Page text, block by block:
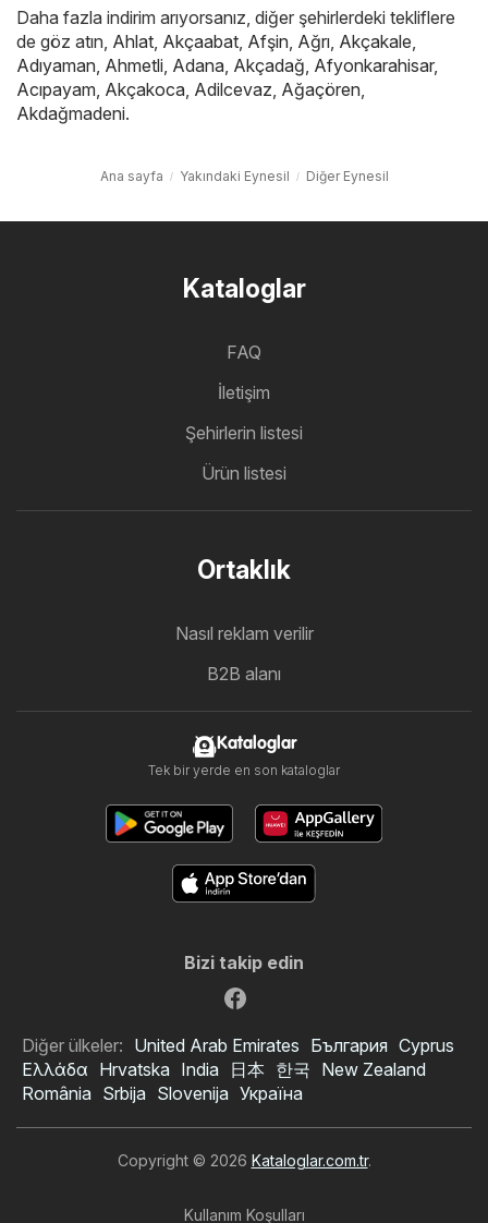
Daha fazla indirim arıyorsanız, diğer şehirlerdeki tekliflere
de göz atın, Ahlat Akçaabat Afşin Ağrı Akçakale
Adıyaman Ahmetli Adana Akçadağ Afyonkarahisar,
Acıpayam Akçakoca Adilcevaz Ağaçören
Akdağmadeni.
Ana sayfa Yakındaki Eynesil Diğer Eynesil
Kataloglar
FAQ
İletişim
Şehirlerin listesi
Ürün listesi
Ortaklık
Nasıl reklam verilir
B2B alanı
Kataloglar
Tek bir yerde en son kataloglar
Bizi takip edin
Diğer ülkeler: United Arab Emirates България Cyprus
Ελλάδα Hrvatska India 日本 한국 New Zealand
România Srbija Slovenija Україна
Copyright © 2026 Kataloglar.com.tr.
Kullanım Koşulları